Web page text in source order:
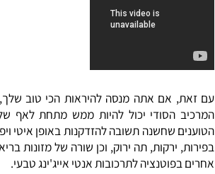
אתה מנסה להיראות הכי טוב שלך, מבלי
יכול להיות ממש מתחת לאף שלך.